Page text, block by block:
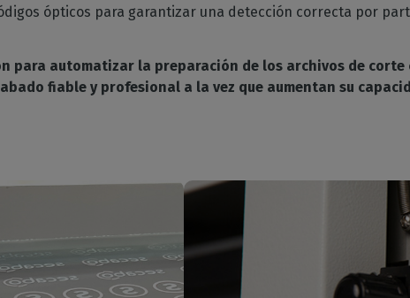
ópticos para garantizar una detección correcta por
para automatizar la preparación de los archivos de
fiable y profesional a la vez que aumentan su